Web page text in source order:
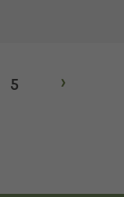
5 ›